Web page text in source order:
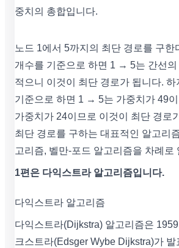
중치의 총합입니다.
노드 1에서 5까지의 최단 경로를 구한
개수를 기준으로 하면 1 → 5는 간선
적으니 이것이 최단 경로가 됩니다.
기준으로 하면 1 → 5는 가중치가 49
가중치가 24이므로 이것이 최단 경로
최단 경로를 구하는 대표적인 알고리
고리즘, 벨만-포드 알고리즘을 차례로
1편은 다익스트라 알고리즘입니다.
다익스트라 알고리즘
다익스트라(Dijkstra) 알고리즘은 1959
크스트라(Edsger Wybe Dijkstra)가 발